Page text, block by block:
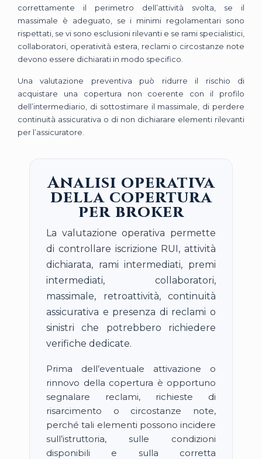
correttamente il perimetro dell’attività svolta, se il
massimale è adeguato, se i minimi regolamentari sono
rispettati, se vi sono esclusioni rilevanti e se rami specialistici,
collaboratori, operatività estera, reclami o circostanze note
devono essere dichiarati in modo specifico.
Una valutazione preventiva può ridurre il rischio di
acquistare una copertura non coerente con il profilo
dell’intermediario, di sottostimare il massimale, di perdere
continuità assicurativa o di non dichiarare elementi rilevanti
per l’assicuratore.
Analisi operativa
della copertura
per broker
La valutazione operativa permette
di controllare iscrizione RUI, attività
dichiarata, rami intermediati, premi
intermediati, collaboratori,
massimale, retroattività, continuità
assicurativa e presenza di reclami o
sinistri che potrebbero richiedere
verifiche dedicate.
Prima dell’eventuale attivazione o
rinnovo della copertura è opportuno
segnalare reclami, richieste di
risarcimento o circostanze note,
perché tali elementi possono incidere
sull’istruttoria, sulle condizioni
disponibili e sulla corretta